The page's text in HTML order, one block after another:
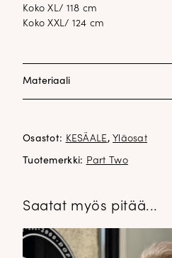
Koko XL/ 118 cm
Koko XXL/ 124 cm
Materiaali
Osastot: KESÄALE ,Yläosat
Tuotemerkki: Part Two
Saatat myös pitää...